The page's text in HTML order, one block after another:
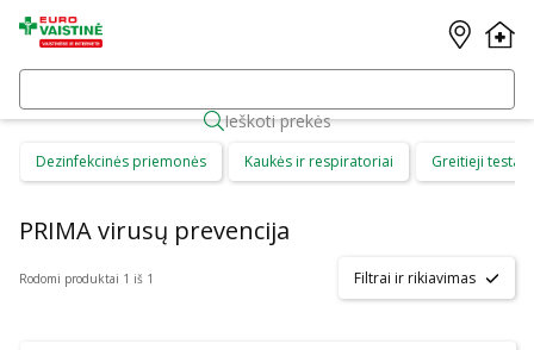
Ieškoti prekės
Dezinfekcinės priemonės Kaukės ir respiratoriai Greitieji testai
PRIMA virusų prevencija
Rodomi produktai 1 iš 1 Filtrai ir rikiavimas